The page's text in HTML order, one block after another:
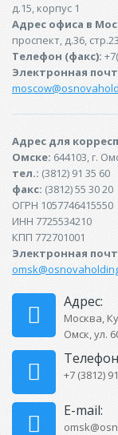
д.15, корпус 1
Адрес офиса в
проспект, д.36, стр.23
Телефон (факс):
Электронная
Адрес для
Омске: 644103, г.
тел.: (3812) 91 35 60
факс: (3812) 55 30 20
ОГРН 1057746415550
ИНН 7725534210
КПП 772701001
Электронная
Адрес:
Москва,
Омск, ул.
+7 (3812)
E-mail: